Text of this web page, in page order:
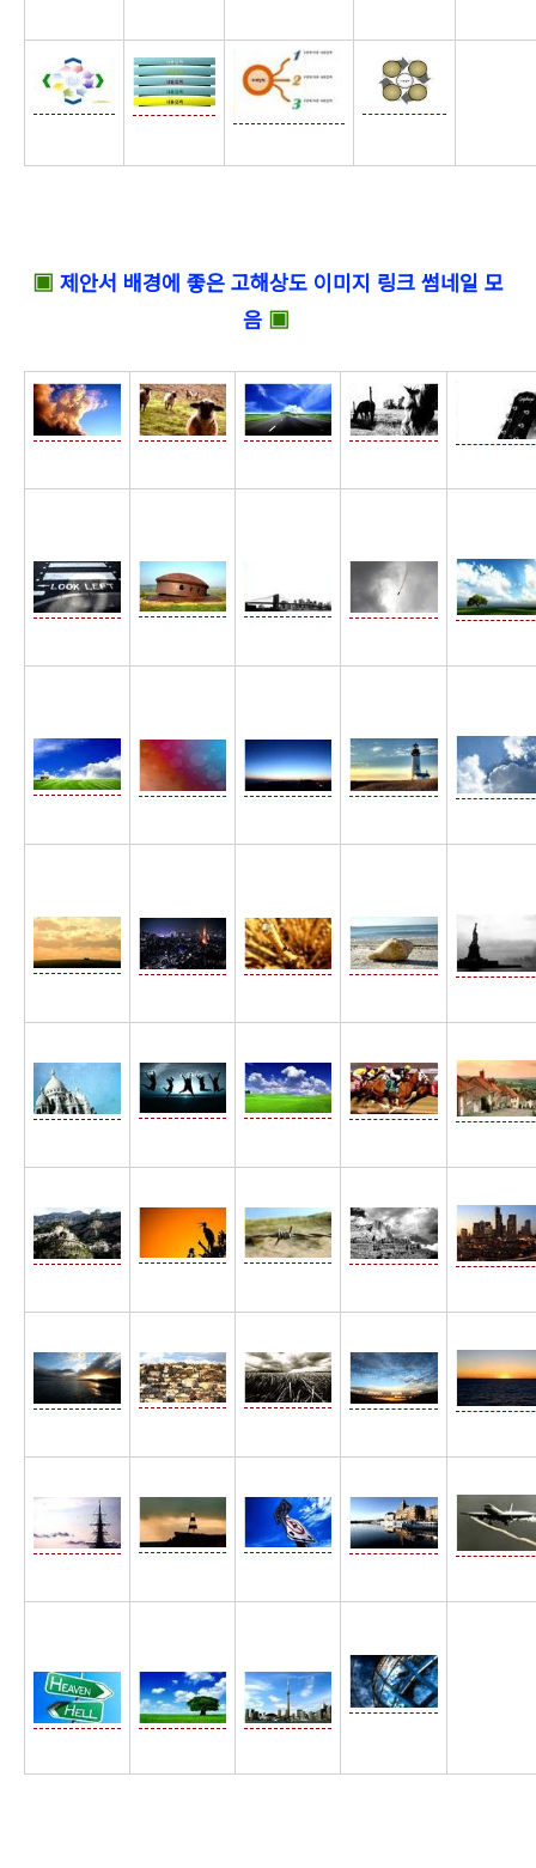
▣ 제안서 배경에 좋은 고해상도 이미지 링크 썸네일 모
음▣